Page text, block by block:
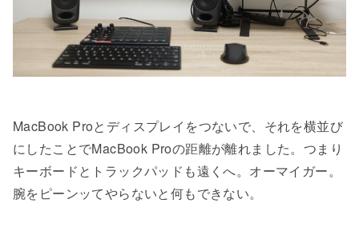
MacBook Proとディスプレイをつないで、それを横並び
にしたことでMacBook Proの距離が離れました。つまり
キーボードとトラックパッドも遠くへ。オーマイガー。
腕をピーンッてやらないと何もできない。